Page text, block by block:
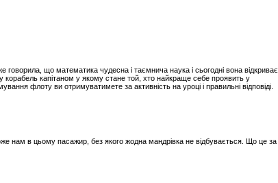
що математика чудесна і таємнича наука і сьогодні вона відкриває
капітаном у якому стане той, хто найкраще себе проявить у
флоту ви отримуватимете за активність на уроці і правильні відповіді.
нам в цьому пасажир, без якого жодна мандрівка не відбувається. Що це за